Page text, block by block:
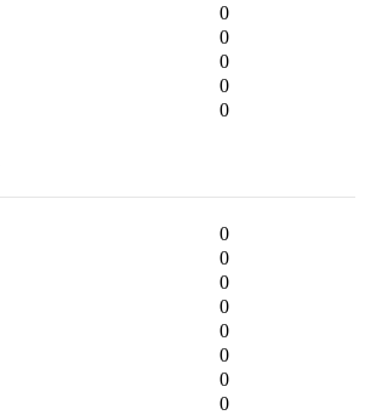
0
0
0
0
0
0
0
0
0
0
0
0
0